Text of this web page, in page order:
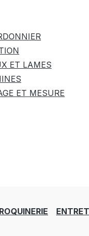
ET LAMES
ET MESURE